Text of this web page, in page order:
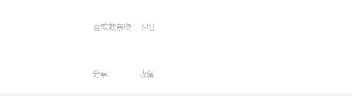
喜欢就亲吻一下吧
分享 收藏